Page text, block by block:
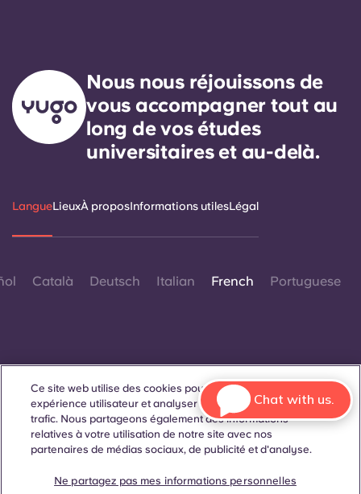
Nous nous réjouissons de
vous accompagner tout au
long de vos études
universitaires et au-delà.
LangueLieuxÀ proposInformations utilesLégal
Català Deutsch Italian French Portuguese
Contactez-nous
Lorsque des termes désignant un genre spécifique
apparaissent sur ce site web, ils sont destinés à s'appliquer à
Ce site web utilise des cookies pour améliorer votre
expérience utilisateur et analyser les performances et le
trafic. Nous partageons également des informations
relatives à votre utilisation de notre site avec nos
partenaires de médias sociaux, de publicité et d'analyse.
Ne partagez pas mes informations personnelles
Chat with us.